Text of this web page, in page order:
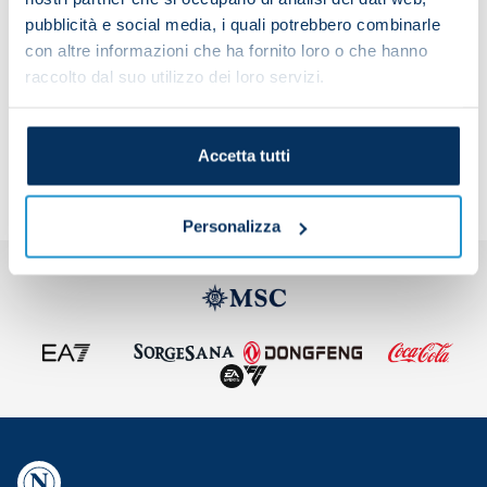
pubblicità e social media, i quali potrebbero combinarle
con altre informazioni che ha fornito loro o che hanno
raccolto dal suo utilizzo dei loro servizi.
Accetta tutti
Personalizza
team